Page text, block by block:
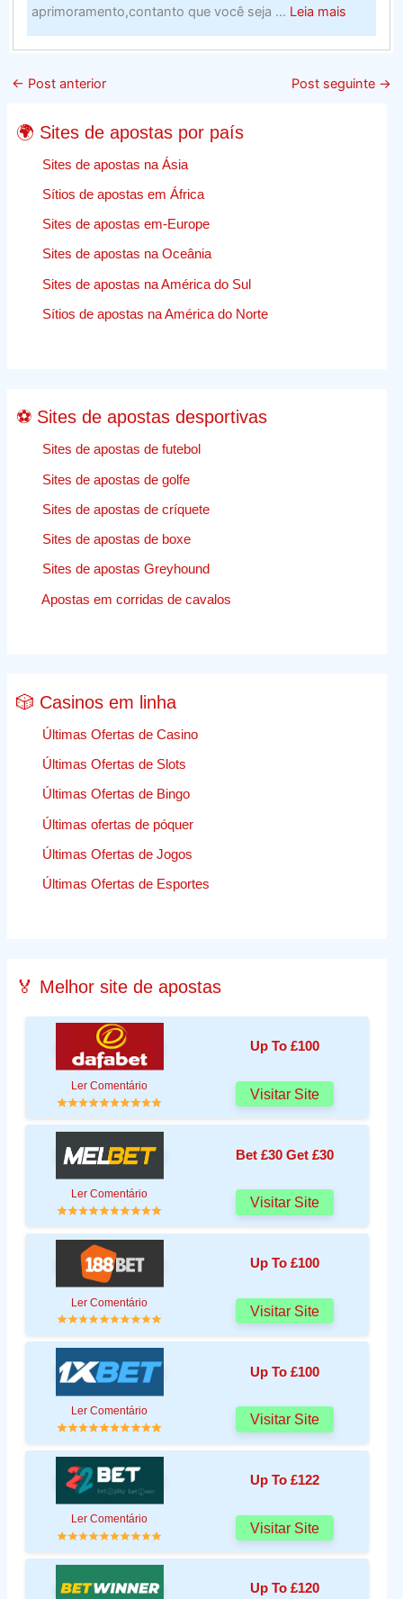
aprimoramento,contanto que você seja ... Leia maisabout
Web
Design
← Post anterior Post seguinte →
🌍 Sites de apostas por país
Sites de apostas na Ásia
Sítios de apostas em África
Sites de apostas em-Europe
Sites de apostas na Oceânia
Sites de apostas na América do Sul
Sítios de apostas na América do Norte
⚽ Sites de apostas desportivas
Sites de apostas de futebol
Sites de apostas de golfe
Sites de apostas de críquete
Sites de apostas de boxe
Sites de apostas Greyhound
Apostas em corridas de cavalos
🎲 Casinos em linha
Últimas Ofertas de Casino
Últimas Ofertas de Slots
Últimas Ofertas de Bingo
Últimas ofertas de póquer
Últimas Ofertas de Jogos
Últimas Ofertas de Esportes
🏅 Melhor site de apostas
Up To £100
Ler Comentário
Visitar Site
Bet £30 Get £30
Ler Comentário
Visitar Site
Up To £100
Ler Comentário
Visitar Site
Up To £100
Ler Comentário
Visitar Site
Up To £122
Ler Comentário
Visitar Site
Up To £120